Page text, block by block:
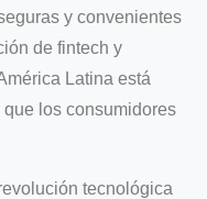
y convenientes
de fintech y
Latina está
que los consumidores
tecnológica